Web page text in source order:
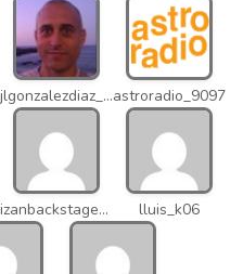
jlgonzalezdiaz_12316astroradio_9097
izanbackstage_14556 lluis_k06